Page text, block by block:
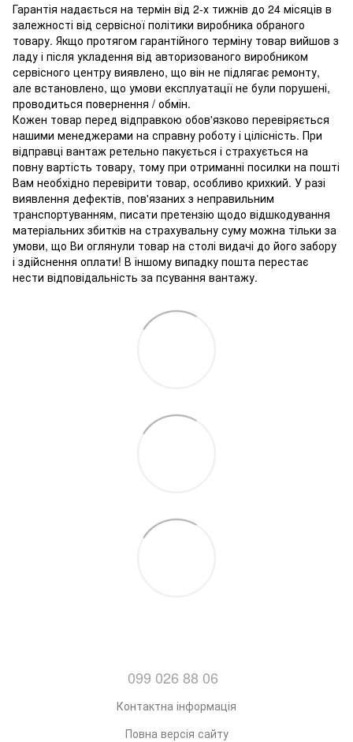
Гарантія надається на термін від 2-х тижнів до 24 місяців в
залежності від сервісної політики виробника обраного
товару. Якщо протягом гарантійного терміну товар вийшов з
ладу і після укладення від авторизованого виробником
сервісного центру виявлено, що він не підлягає ремонту,
але встановлено, що умови експлуатації не були порушені,
проводиться повернення / обмін.
Кожен товар перед відправкою обов'язково перевіряється
нашими менеджерами на справну роботу і цілісність. При
відправці вантаж ретельно пакується і страхується на
повну вартість товару, тому при отриманні посилки на пошті
Вам необхідно перевірити товар, особливо крихкий. У разі
виявлення дефектів, пов'язаних з неправильним
транспортуванням, писати претензію щодо відшкодування
матеріальних збитків на страхувальну суму можна тільки за
умови, що Ви оглянули товар на столі видачі до його забору
і здійснення оплати! В іншому випадку пошта перестає
нести відповідальність за псування вантажу.
099 026 88 06
Контактна інформація
Повна версія сайту